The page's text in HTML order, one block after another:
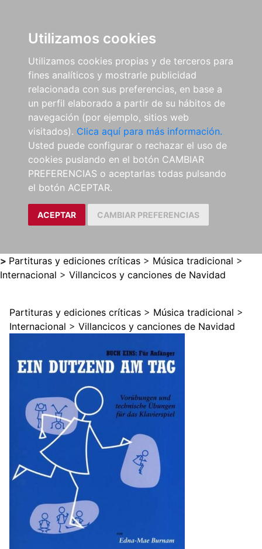
Utilizamos cookies
Utilizamos cookies propias y de terceros para
fines analíticos y mostrarle publicidad
relacionada con sus preferencias, en base a
un perfil elaborado a partir de su hábitos de
navegación (por ejemplo, sitios web
visitados). Clica aquí para más información.
Usted puede configurar o rechazar el uso de
cookies puslando en el botón CAMBIAR
PREFERENCIAS o aceptarlas todas pulsando
el botón ACEPTAR.
ACEPTAR CAMBIAR PREFERENCIAS
> Partituras y ediciones críticas > Música tradicional >
Internacional > Villancicos y canciones de Navidad
Partituras y ediciones críticas > Música tradicional >
Internacional > Villancicos y canciones de Navidad